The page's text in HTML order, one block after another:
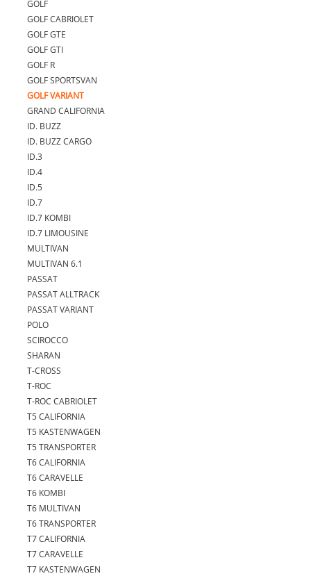
GOLF
GOLF CABRIOLET
GOLF GTE
GOLF GTI
GOLF R
GOLF SPORTSVAN
GOLF VARIANT
GRAND CALIFORNIA
ID. BUZZ
ID. BUZZ CARGO
ID.3
ID.4
ID.5
ID.7
ID.7 KOMBI
ID.7 LIMOUSINE
MULTIVAN
MULTIVAN 6.1
PASSAT
PASSAT ALLTRACK
PASSAT VARIANT
POLO
SCIROCCO
SHARAN
T-CROSS
T-ROC
T-ROC CABRIOLET
T5 CALIFORNIA
T5 KASTENWAGEN
T5 TRANSPORTER
T6 CALIFORNIA
T6 CARAVELLE
T6 KOMBI
T6 MULTIVAN
T6 TRANSPORTER
T7 CALIFORNIA
T7 CARAVELLE
T7 KASTENWAGEN